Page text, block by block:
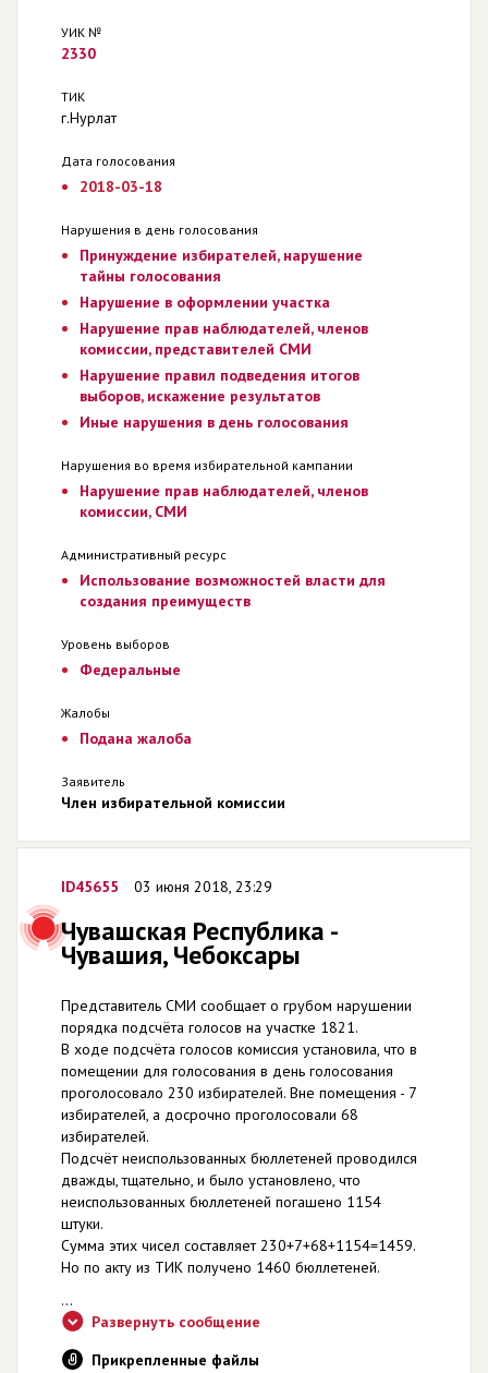
УИК №
2330
ТИК
г.Нурлат
Дата голосования
2018-03-18
Нарушения в день голосования
Принуждение избирателей, нарушение
тайны голосования
Нарушение в оформлении участка
Нарушение прав наблюдателей, членов
комиссии, представителей СМИ
Нарушение правил подведения итогов
выборов, искажение результатов
Иные нарушения в день голосования
Нарушения во время избирательной кампании
Нарушение прав наблюдателей, членов
комиссии, СМИ
Административный ресурс
Использование возможностей власти для
создания преимуществ
Уровень выборов
Федеральные
Жалобы
Подана жалоба
Заявитель
Член избирательной комиссии
ID45655 03 июня 2018, 23:29
Чувашская Республика -
Чувашия, Чебоксары
Представитель СМИ сообщает о грубом нарушении
порядка подсчёта голосов на участке 1821.
В ходе подсчёта голосов комиссия установила, что в
помещении для голосования в день голосования
проголосовало 230 избирателей. Вне помещения - 7
избирателей, а досрочно проголосовали 68
избирателей.
Подсчёт неиспользованных бюллетеней проводился
дважды, тщательно, и было установлено, что
неиспользованных бюллетеней погашено 1154
штуки.
Сумма этих чисел составляет 230+7+68+1154=1459.
Но по акту из ТИК получено 1460 бюллетеней.
...
Развернуть сообщение
Прикрепленные файлы